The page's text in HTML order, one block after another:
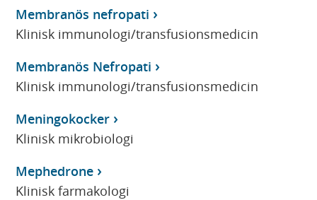
Membranös nefropati
Klinisk immunologi/transfusionsmedicin
Membranös Nefropati
Klinisk immunologi/transfusionsmedicin
Meningokocker
Klinisk mikrobiologi
Mephedrone
Klinisk farmakologi